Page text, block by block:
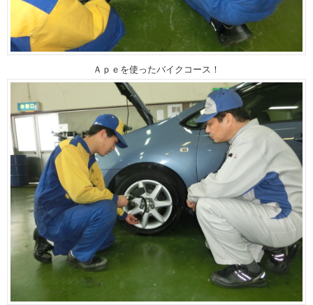
Ａｐｅを使ったバイクコース！